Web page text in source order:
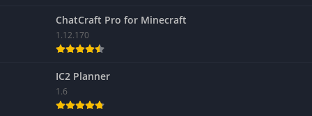
ChatCraft Pro for Minecraft
1.12.170
IC2 Planner
1.6